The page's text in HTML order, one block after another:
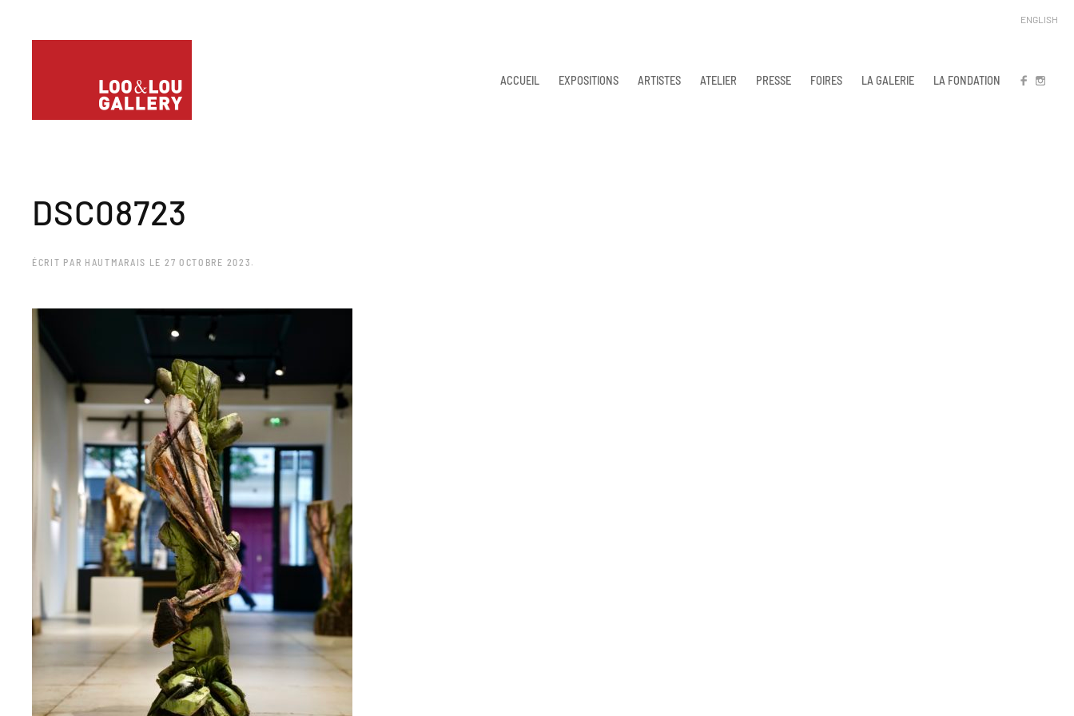
ACCUEIL EXPOSITIONS ARTISTES ATELIER PRESSE FOIRES LA GALERIE LA FONDATION FB IN
ENGLISH
DSC08723
ÉCRIT PAR HAUTMARAIS LE 27 OCTOBRE 2023 .